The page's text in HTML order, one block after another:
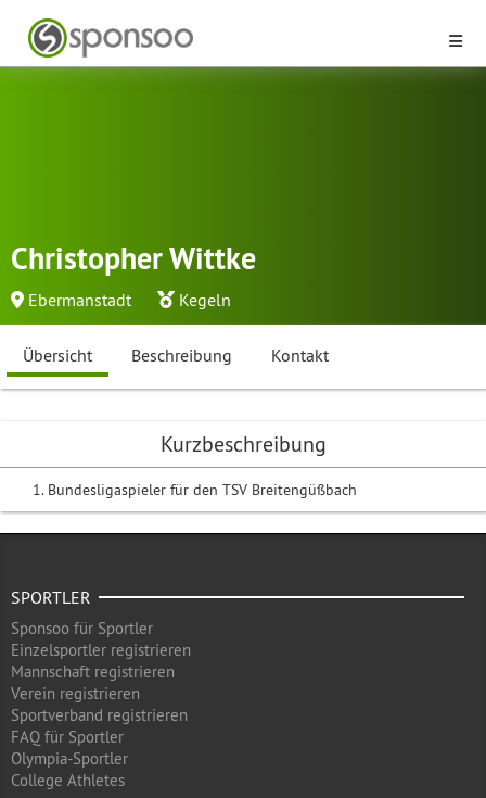
Christopher Wittke
Ebermanstadt Kegeln
Übersicht Beschreibung Kontakt
Kurzbeschreibung
1. Bundesligaspieler für den TSV Breitengüßbach
SPORTLER
Sponsoo für Sportler
Einzelsportler registrieren
Mannschaft registrieren
Verein registrieren
Sportverband registrieren
FAQ für Sportler
Olympia-Sportler
College Athletes